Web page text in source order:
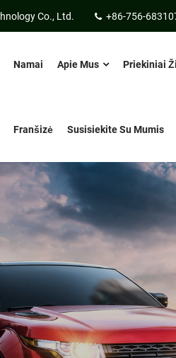
Co., Ltd. +86-756-
Namai Apie Mus Priekiniai
Franšizė Susisiekite Su Mumis